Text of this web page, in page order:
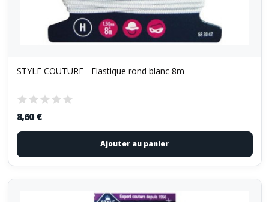
STYLE COUTURE - Elastique rond blanc 8m
8,60 €
Ajouter au panier